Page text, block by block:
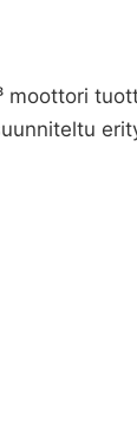
moottori